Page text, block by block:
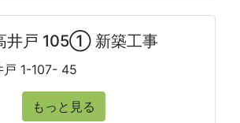
井戸 105① 新築工事
戸 1-107- 45
もっと見る